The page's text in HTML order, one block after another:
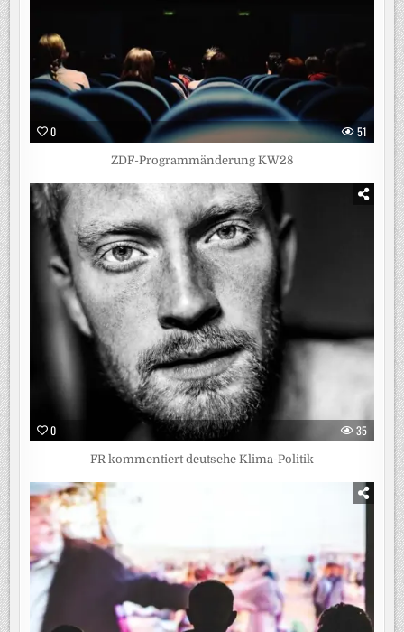
0 51
ZDF-Programmänderung KW28
0 35
FR kommentiert deutsche Klima-Politik